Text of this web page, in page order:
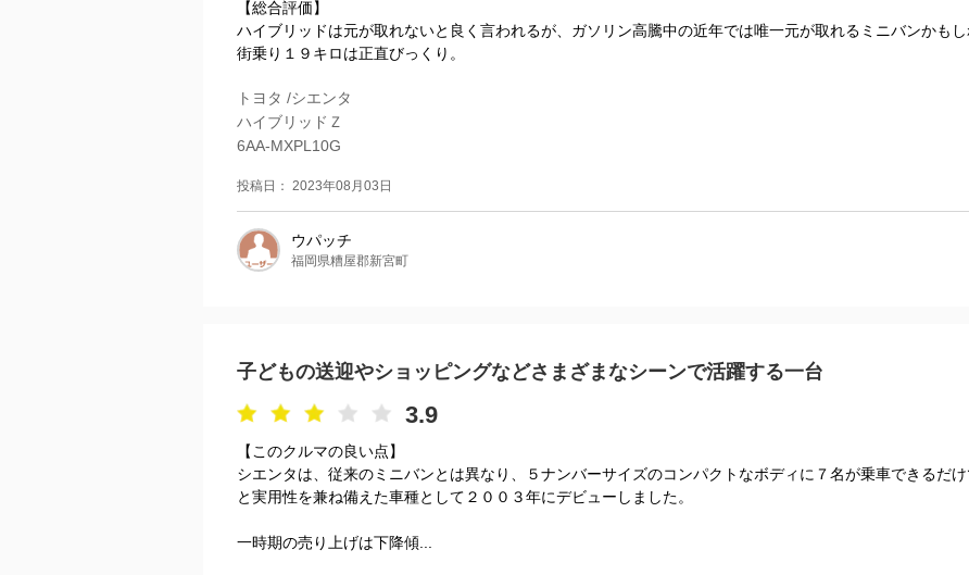
【総合評価】
ハイブリッドは元が取れないと良く言われるが、ガソリン高騰中の近年では唯一元が取れるミニバンかもし
街乗り１９キロは正直びっくり。
トヨタ /シエンタ
ハイブリッドＺ
6AA-MXPL10G
投稿日： 2023年08月03日
ウパッチ
福岡県糟屋郡新宮町
子どもの送迎やショッピングなどさまざまなシーンで活躍する一台
3.9
【このクルマの良い点】
シエンタは、従来のミニバンとは異なり、５ナンバーサイズのコンパクトなボディに７名が乗車できるだ
と実用性を兼ね備えた車種として２００３年にデビューしました。
一時期の売り上げは下降傾...